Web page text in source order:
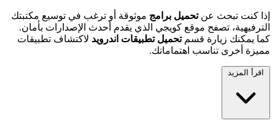
إذا كنت تبحث عنتحميل برامج موثوقة أو ترغب في توسيع مكتبتك
الترفيهية، تصفح موقع كويجي الذي يقدم أحدث الإصدارات بأمان.
كما يمكنك زيارة قسمتحميل تطبيقات اندرويد لاكتشاف تطبيقات
مميزة أخرى تناسب اهتماماتك.
اقرأ المزيد